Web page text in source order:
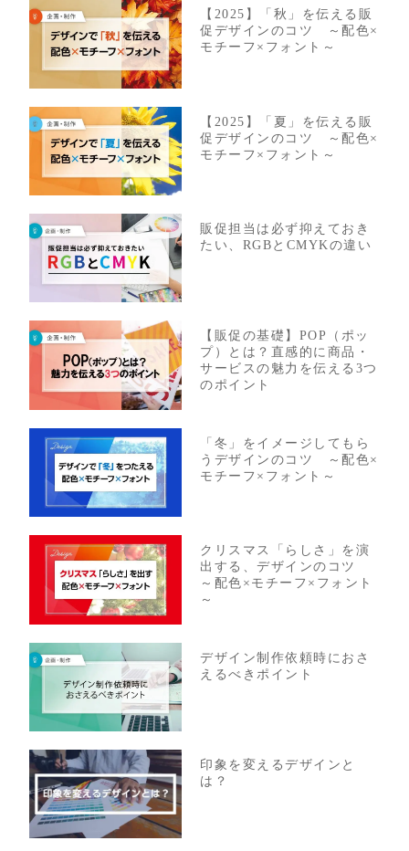
【2025】「秋」を伝える販
促デザインのコツ ～配色×
モチーフ×フォント～
【2025】「夏」を伝える販
促デザインのコツ ～配色×
モチーフ×フォント～
販促担当は必ず抑えておき
たい、RGBとCMYKの違い
【販促の基礎】POP（ポッ
プ）とは？直感的に商品・
サービスの魅力を伝える3つ
のポイント
「冬」をイメージしてもら
うデザインのコツ ～配色×
モチーフ×フォント～
クリスマス「らしさ」を演
出する、デザインのコツ
～配色×モチーフ×フォント
～
デザイン制作依頼時におさ
えるべきポイント
印象を変えるデザインと
は？